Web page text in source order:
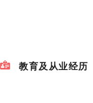
教育及从业经历